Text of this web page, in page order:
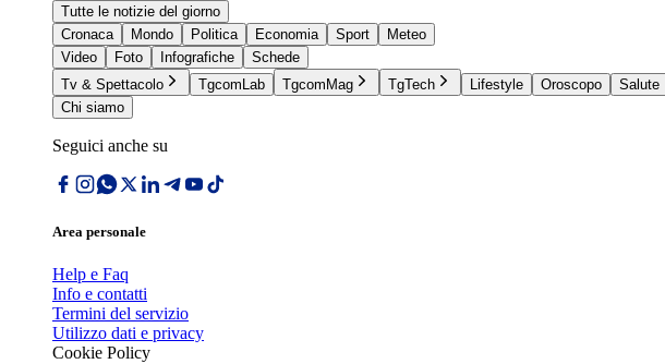
Tutte le notizie del giorno
Cronaca
Mondo Politica Economia Sport
Meteo
Video
Foto Infografiche
Schede
Tv & Spettacolo
TgcomLab TgcomMag TgTech Lifestyle Oroscopo Salute
Chi siamo
Seguici anche su
Area personale
Help e Faq
Info e contatti
Termini del servizio
Utilizzo dati e privacy
Cookie Policy